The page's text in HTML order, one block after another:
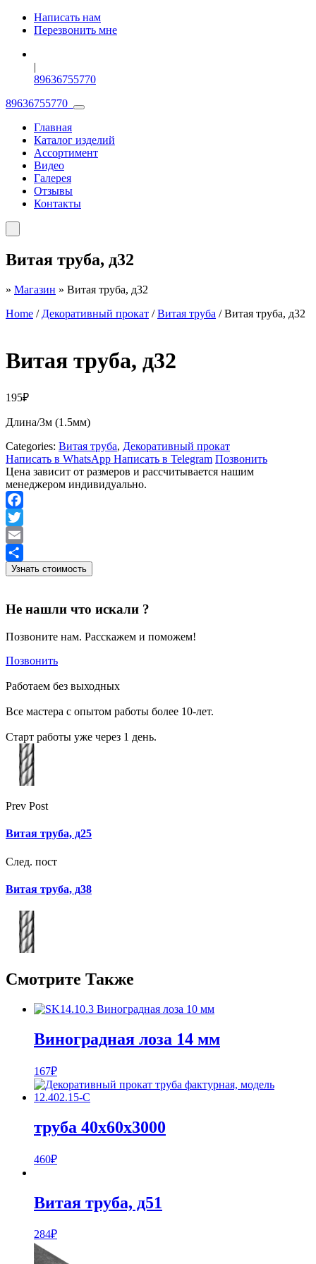
Написать нам
Перезвонить мне
|
89636755770
89636755770
Главная
Каталог изделий
Ассортимент
Видео
Галерея
Отзывы
Контакты
Витая труба, д32
» Магазин » Витая труба, д32
Home / Декоративный прокат /Витая труба / Витая труба, д32
Витая труба, д32
195₽
Длина/3м (1.5мм)
Categories: Витая труба, Декоративный прокат
Написать в WhatsApp Написать в Telegram Позвонить
Цена зависит от размеров и рассчитывается нашим
менеджером индивидуально.
Facebook
Twitter
Email
Отправить
Узнать стоимость
Не нашли что искали ?
Позвоните нам. Расскажем и поможем!
Позвонить
Работаем без выходных
Все мастера с опытом работы более 10-лет.
Старт работы уже через 1 день.
Prev Post
Витая труба, д25
След. пост
Витая труба, д38
Смотрите Также
Виноградная лоза 14 мм
167₽
труба 40х60х3000
460₽
Витая труба, д51
284₽